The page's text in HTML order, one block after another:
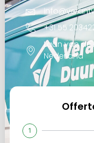
+31 55
Laan van de
Nederland
1